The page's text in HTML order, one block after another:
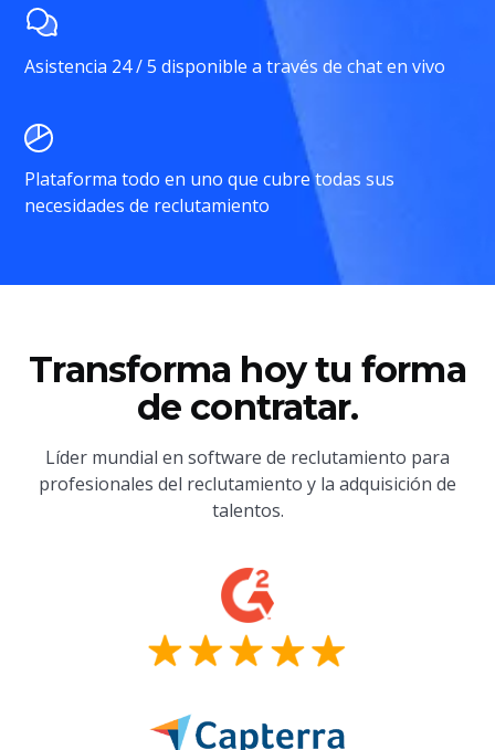
Asistencia 24 / 5 disponible a través de chat en vivo
Plataforma todo en uno que cubre todas sus
necesidades de reclutamiento
Transforma hoy tu forma
de contratar.
Líder mundial en software de reclutamiento para
profesionales del reclutamiento y la adquisición de
talentos.